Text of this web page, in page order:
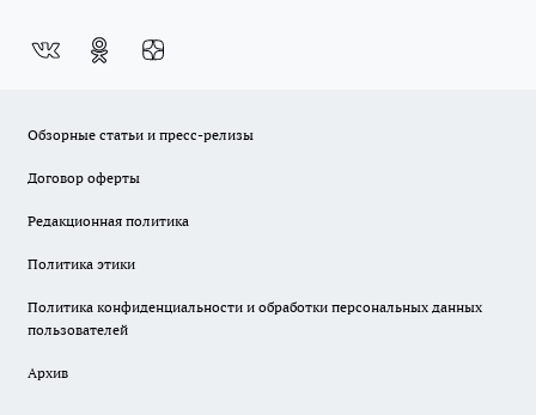
Обзорные статьи и пресс-релизы
Договор оферты
Редакционная политика
Политика этики
Политика конфиденциальности и обработки персональных данных
пользователей
Архив